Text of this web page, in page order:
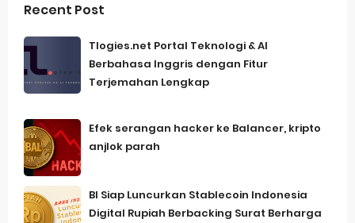
Recent Post
Tlogies.net Portal Teknologi & AI
Berbahasa Inggris dengan Fitur
Terjemahan Lengkap
Efek serangan hacker ke Balancer, kripto
anjlok parah
BI Siap Luncurkan Stablecoin Indonesia
Digital Rupiah Berbacking Surat Berharga